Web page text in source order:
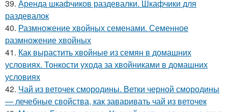
39. Аренда шкафчиков раздевалки. Шкафчики для
раздевалок
40. Размножение хвойных семенами. Семенное
размножение хвойных
41. Как вырастить хвойные из семян в домашних
условиях. Тонкости ухода за хвойниками в домашних
условиях
42. Чай из веточек смородины. Ветки черной смородины
— лечебные свойства, как заваривать чай из веточек